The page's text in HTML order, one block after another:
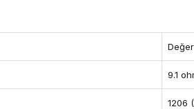
Değer
9.1
1206